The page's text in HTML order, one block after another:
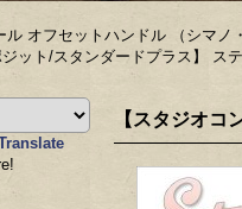
ル オフセットハンドル （シマノ
ジット/スタンダードプラス】 ス
【スタジオコ